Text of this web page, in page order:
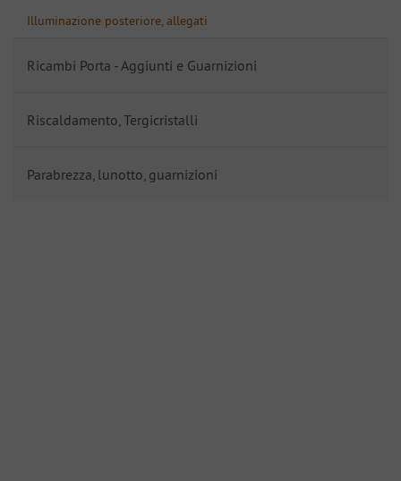
Illuminazione posteriore, allegati
Ricambi Porta - Aggiunti e Guarnizioni
Riscaldamento, Tergicristalli
Parabrezza, lunotto, guarnizioni